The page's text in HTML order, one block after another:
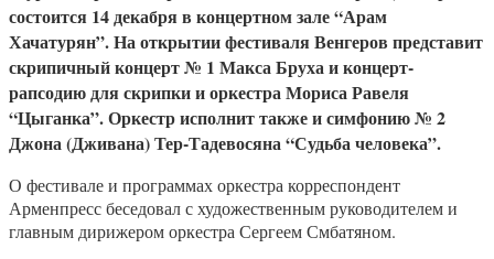
состоится 14 декабря в концертном зале “Арам
Хачатурян”. На открытии фестиваля Венгеров представит
скрипичный концерт № 1 Макса Бруха и концерт-
рапсодию для скрипки и оркестра Мориса Равеля
“Цыганка”. Оркестр исполнит также и симфонию № 2
Джона (Дживана) Тер-Тадевосяна “Судьба человека”.
О фестивале и программах оркестра корреспондент
Арменпресс беседовал с художественным руководителем и
главным дирижером оркестра Сергеем Смбатяном.